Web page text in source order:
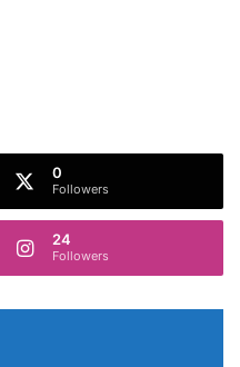
0
Followers
24
Followers